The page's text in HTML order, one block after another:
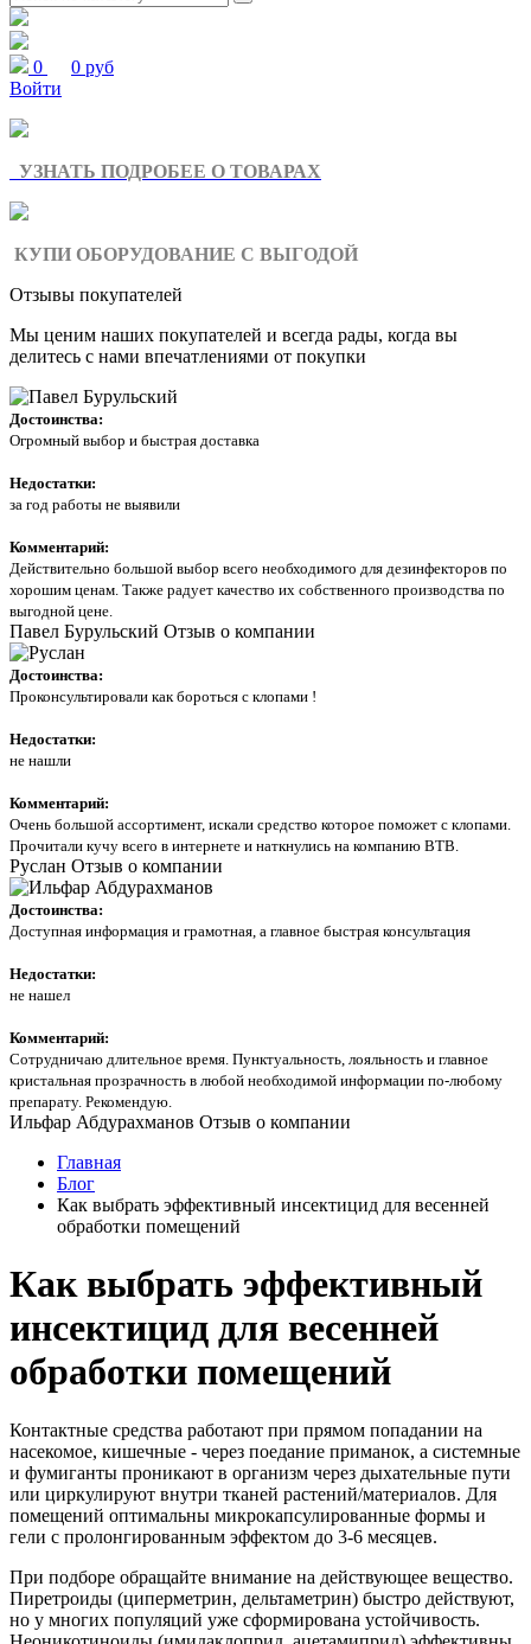
0
0 руб
Войти
УЗНАТЬ ПОДРОБЕЕ О ТОВАРАХ
КУПИ ОБОРУДОВАНИЕ С ВЫГОДОЙ
Отзывы покупателей
Мы ценим наших покупателей и всегда рады, когда вы
делитесь с нами впечатлениями от покупки
Достоинства:
Огромный выбор и быстрая доставка
Недостатки:
за год работы не выявили
Комментарий:
Действительно большой выбор всего необходимого для дезинфекторов по
хорошим ценам. Также радует качество их собственного производства по
выгодной цене.
Павел Бурульский Отзыв о компании
Достоинства:
Проконсультировали как бороться с клопами !
Недостатки:
не нашли
Комментарий:
Очень большой ассортимент, искали средство которое поможет с клопами.
Прочитали кучу всего в интернете и наткнулись на компанию ВТВ.
Руслан Отзыв о компании
Достоинства:
Доступная информация и грамотная, а главное быстрая консультация
Недостатки:
не нашел
Комментарий:
Сотрудничаю длительное время. Пунктуальность, лояльность и главное
кристальная прозрачность в любой необходимой информации по-любому
препарату. Рекомендую.
Ильфар Абдурахманов Отзыв о компании
Главная
Блог
Как выбрать эффективный инсектицид для весенней
обработки помещений
Как выбрать эффективный
инсектицид для весенней
обработки помещений
Контактные средства работают при прямом попадании на
насекомое, кишечные - через поедание приманок, а системные
и фумиганты проникают в организм через дыхательные пути
или циркулируют внутри тканей растений/материалов. Для
помещений оптимальны микрокапсулированные формы и
гели с пролонгированным эффектом до 3-6 месяцев.
При подборе обращайте внимание на действующее вещество.
Пиретроиды (циперметрин, дельтаметрин) быстро действуют,
но у многих популяций уже сформирована устойчивость.